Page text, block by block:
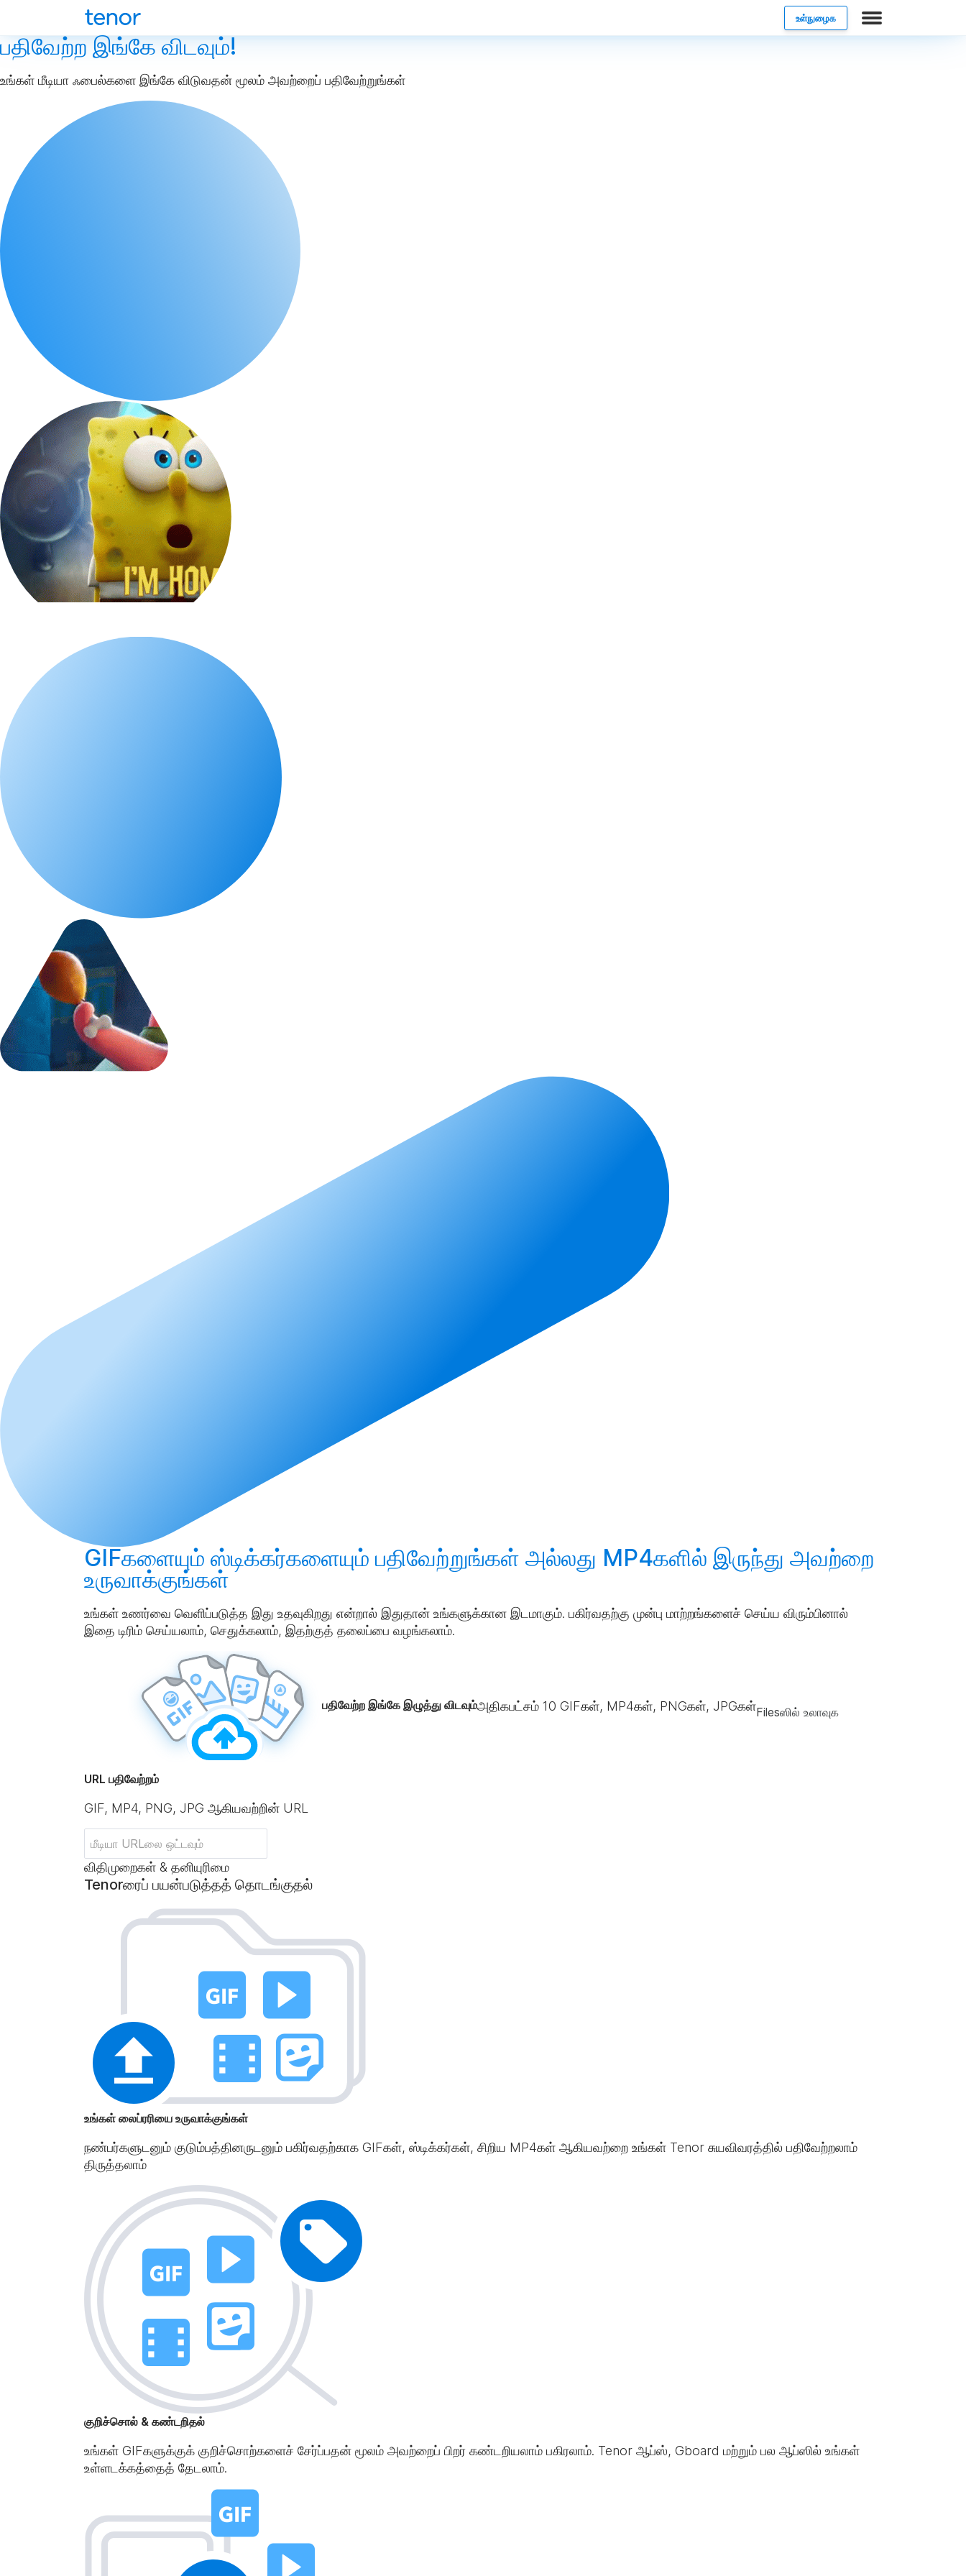
உள்நுழைக
பதிவேற்ற இங்கே விடவும்!
உங்கள் மீடியா ஃபைல்களை இங்கே விடுவதன் மூலம் அவற்றைப் பதிவேற்றுங்கள்
GIFகளையும் ஸ்டிக்கர்களையும் பதிவேற்றுங்கள் அல்லது MP4களில் இருந்து அவற்றை
உருவாக்குங்கள்
உங்கள் உணர்வை வெளிப்படுத்த இது உதவுகிறது என்றால் இதுதான் உங்களுக்கான இடமாகும். பகிர்வதற்கு முன்பு மாற்றங்களைச் செய்ய விரும்பினால்
இதை டிரிம் செய்யலாம், செதுக்கலாம், இதற்குத் தலைப்பை வழங்கலாம்.
பதிவேற்ற இங்கே இழுத்து விடவும்அதிகபட்சம் 10 GIFகள், MP4கள், PNGகள், JPGகள்Filesஸில் உலாவுக
URL பதிவேற்றம்
GIF, MP4, PNG, JPG ஆகியவற்றின் URL
விதிமுறைகள் & தனியுரிமை
Tenorரைப் பயன்படுத்தத் தொடங்குதல்
உங்கள் லைப்ரரியை உருவாக்குங்கள்
நண்பர்களுடனும் குடும்பத்தினருடனும் பகிர்வதற்காக GIFகள், ஸ்டிக்கர்கள், சிறிய MP4கள் ஆகியவற்றை உங்கள் Tenor சுயவிவரத்தில் பதிவேற்றலாம்
திருத்தலாம்
குறிச்சொல் & கண்டறிதல்
உங்கள் GIFகளுக்குக் குறிச்சொற்களைச் சேர்ப்பதன் மூலம் அவற்றைப் பிறர் கண்டறியலாம் பகிரலாம். Tenor ஆப்ஸ், Gboard மற்றும் பல ஆப்ஸில் உங்கள்
உள்ளடக்கத்தைத் தேடலாம்.